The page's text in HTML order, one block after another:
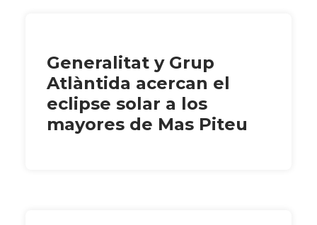
Generalitat y Grup
Atlàntida acercan el
eclipse solar a los
mayores de Mas Piteu